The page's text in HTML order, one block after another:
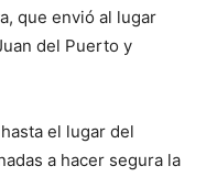
que envió al lugar
del Puerto y
el lugar del
a hacer segura la